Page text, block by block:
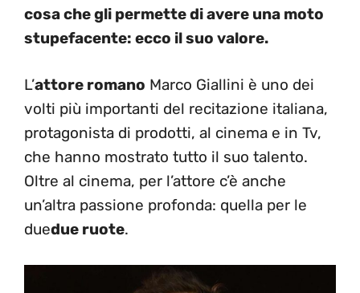
cosa che gli permette di avere una moto
stupefacente: ecco il suo valore.
L’attore romano Marco Giallini è uno dei
volti più importanti del recitazione italiana,
protagonista di prodotti, al cinema e in Tv,
che hanno mostrato tutto il suo talento.
Oltre al cinema, per l’attore c’è anche
un’altra passione profonda: quella per le
duedue ruote.